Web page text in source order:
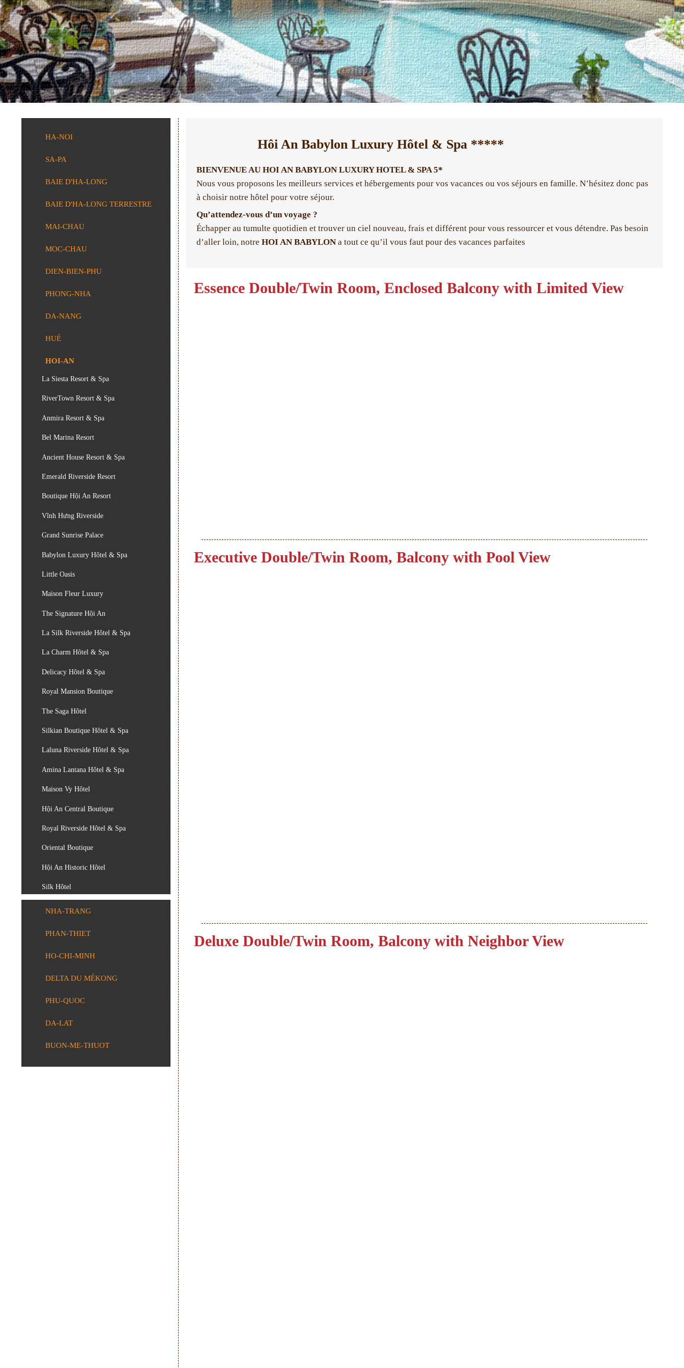
HA-NOI
SA-PA
BAIE D'HA-LONG
BAIE D'HA-LONG TERRESTRE
MAI-CHAU
MOC-CHAU
DIEN-BIEN-PHU
PHONG-NHA
DA-NANG
HUÉ
HOI-AN
La Siesta Resort & Spa
RiverTown Resort & Spa
Anmira Resort & Spa
Bel Marina Resort
Ancient House Resort & Spa
Emerald Riverside Resort
Boutique Hội An Resort
Vĩnh Hưng Riverside
Grand Sunrise Palace
Babylon Luxury Hôtel & Spa
Little Oasis
Maison Fleur Luxury
The Signature Hội An
La Silk Riverside Hôtel & Spa
La Charm Hôtel & Spa
Delicacy Hôtel & Spa
Royal Mansion Boutique
The Saga Hôtel
Silkian Boutique Hôtel & Spa
Laluna Riverside Hôtel & Spa
Amina Lantana Hôtel & Spa
Maison Vy Hôtel
Hội An Central Boutique
Royal Riverside Hôtel & Spa
Oriental Boutique
Hội An Historic Hôtel
Silk Hôtel
NHA-TRANG
PHAN-THIET
HO-CHI-MINH
DELTA DU MÉKONG
PHU-QUOC
DA-LAT
BUON-ME-THUOT
Hôi An Babylon Luxury Hôtel & Spa *****
BIENVENUE AU HOI AN BABYLON LUXURY HOTEL & SPA 5*
Nous vous proposons les meilleurs services et hébergements pour vos vacances ou vos séjours en famille. N’hésitez donc pas
à choisir notre hôtel pour votre séjour.
Qu’attendez-vous d’un voyage ?
Échapper au tumulte quotidien et trouver un ciel nouveau, frais et différent pour vous ressourcer et vous détendre. Pas besoin
d’aller loin, notre HOI AN BABYLONa tout ce qu’il vous faut pour des vacances parfaites
Essence Double/Twin Room, Enclosed Balcony with Limited View
Executive Double/Twin Room, Balcony with Pool View
Deluxe Double/Twin Room, Balcony with Neighbor View